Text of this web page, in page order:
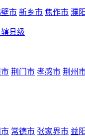
市 新乡市 焦作市 濮
县级
荆门市 孝感市 荆州
常德市 张家界市 益